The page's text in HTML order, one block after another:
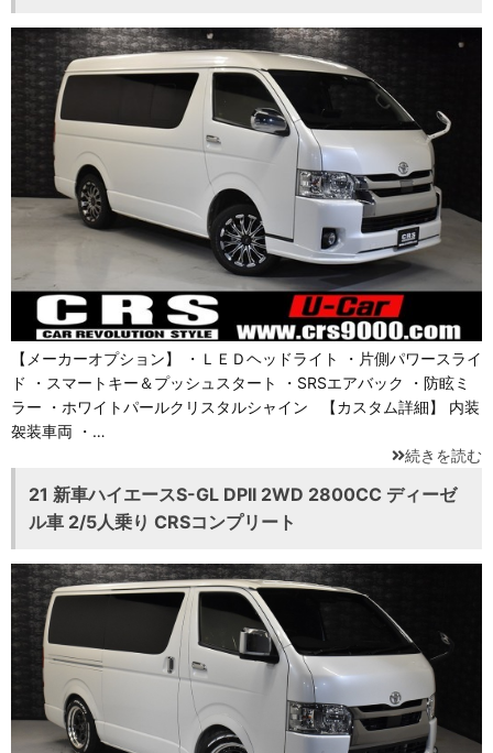
【メーカーオプション】 ・ＬＥＤヘッドライト ・片側パワースライ
ド ・スマートキー＆プッシュスタート ・SRSエアバック ・防眩ミ
ラー ・ホワイトパールクリスタルシャイン 【カスタム詳細】 内装
袈装車両 ・…
続きを読む
21 新車ハイエースS-GL DPII 2WD 2800CC ディーゼ
ル車 2/5人乗り CRSコンプリート